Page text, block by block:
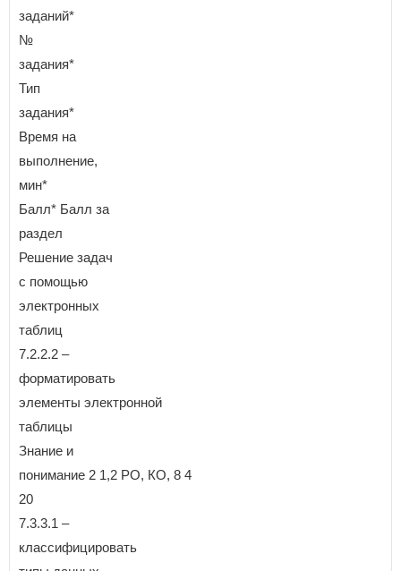
заданий*
№
задания*
Тип
задания*
Время на
выполнение,
мин*
Балл* Балл за
раздел
Решение задач
с помощью
электронных
таблиц
7.2.2.2 –
форматировать
элементы электронной
таблицы
Знание и
понимание 2 1,2 РО, КО, 8 4
20
7.3.3.1 –
классифицировать